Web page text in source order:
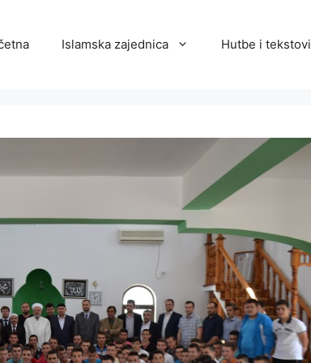
Islamska zajednica Hutbe i tekstovi